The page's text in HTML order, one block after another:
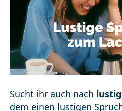
Sucht ihr auch nach
dem einen lustigen